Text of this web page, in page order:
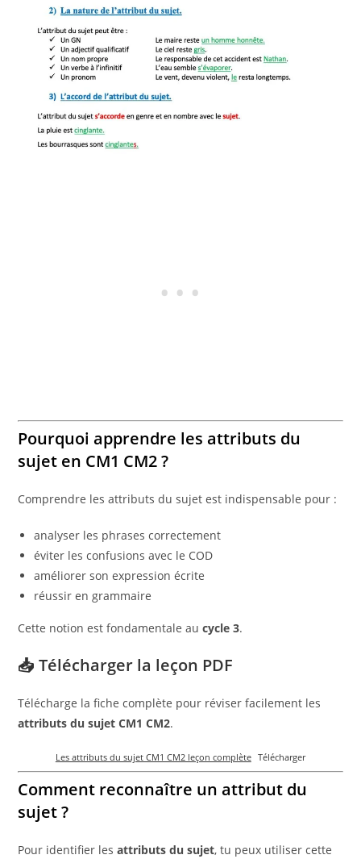
Pourquoi apprendre les attributs du
sujet en CM1 CM2 ?
Comprendre les attributs du sujet est indispensable pour :
analyser les phrases correctement
éviter les confusions avec le COD
améliorer son expression écrite
réussir en grammaire
Cette notion est fondamentale aucycle 3.
📥 Télécharger la leçon PDF
Télécharge la fiche complète pour réviser facilement les
attributs du sujet CM1 CM2.
Les attributs du sujet CM1 CM2 leçon complète Télécharger
Comment reconnaître un attribut du
sujet ?
Pour identifier lesattributs du sujet, tu peux utiliser cette